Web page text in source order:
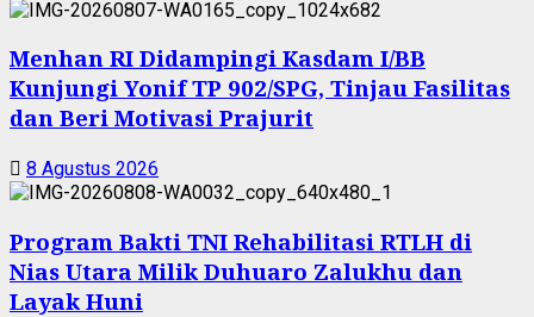
Menhan RI Didampingi Kasdam I/BB
Kunjungi Yonif TP 902/SPG, Tinjau Fasilitas
dan Beri Motivasi Prajurit
8 Agustus 2026
Program Bakti TNI Rehabilitasi RTLH di
Nias Utara Milik Duhuaro Zalukhu dan
Layak Huni